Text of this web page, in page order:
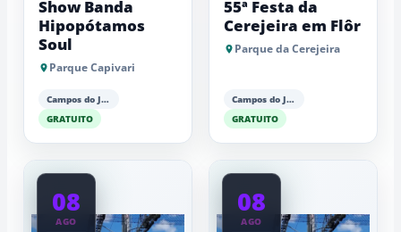
Show Banda
Hipopótamos
Soul
Parque Capivari
Campos do Jordão
GRATUITO
55ª Festa da
Cerejeira em Flôr
Parque da Cerejeira
Campos do Jordão
GRATUITO
08
AGO
08
AGO